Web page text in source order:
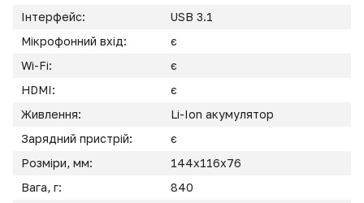
Інтерфейс:
USB 3.1
Мікрофонний вхід:
є
Wi-Fi:
є
HDMI:
є
Живлення:
Li-Ion акумулятор
Зарядний пристрій:
є
Розміри, мм:
144x116x76
Вага, г:
840